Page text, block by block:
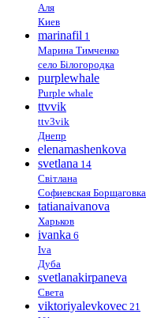
Аля
Киев
marinafil 1
Марина Тимченко
село Білогородка
purplewhale
Purple whale
ttvvik
ttv3vik
Днепр
elenamashenkova
svetlana 14
Світлана
Софиевская Борщаговка
tatianaivanova
Харьков
ivanka 6
Iva
Дуба
svetlanakirpaneva
Света
viktoriyalevkovec 21